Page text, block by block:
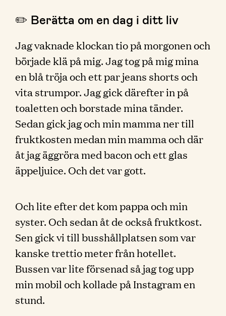
✏️ Berätta om en dag i ditt liv
Jag vaknade klockan tio på morgonen och
började klä på mig. Jag tog på mig mina
en blå tröja och ett par jeans shorts och
vita strumpor. Jag gick därefter in på
toaletten och borstade mina tänder.
Sedan gick jag och min mamma ner till
fruktkosten medan min mamma och där
åt jag äggröra med bacon och ett glas
äppeljuice. Och det var gott.
Och lite efter det kom pappa och min
syster. Och sedan åt de också fruktkost.
Sen gick vi till busshållplatsen som var
kanske trettio meter från hotellet.
Bussen var lite försenad så jag tog upp
min mobil och kollade på Instagram en
stund.